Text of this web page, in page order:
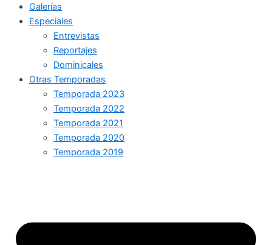
Galerías
Especiales
Entrevistas
Reportajes
Dominicales
Otras Temporadas
Temporada 2023
Temporada 2022
Temporada 2021
Temporada 2020
Temporada 2019